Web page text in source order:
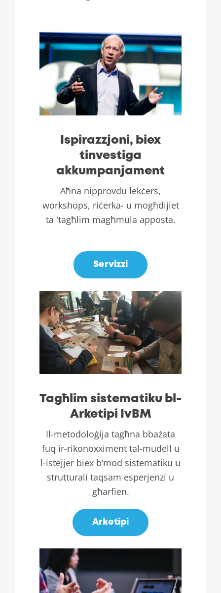
Ispirazzjoni, biex
tinvestiga
akkumpanjament
Aħna nipprovdu lekċers,
workshops, riċerka- u mogħdijiet
ta 'tagħlim magħmula apposta.
Servizzi
Tagħlim sistematiku bl-
Arketipi IvBM
Il-metodoloġija tagħna bbażata
fuq ir-rikonoxximent tal-mudell u
l-istejjer biex b’mod sistematiku u
strutturali taqsam esperjenzi u
għarfien.
Arketipi